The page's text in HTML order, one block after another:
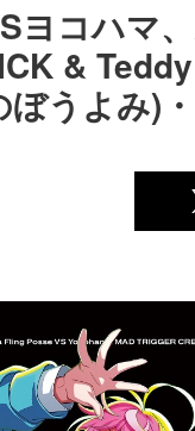
ヨコハマ
&
うよみ)